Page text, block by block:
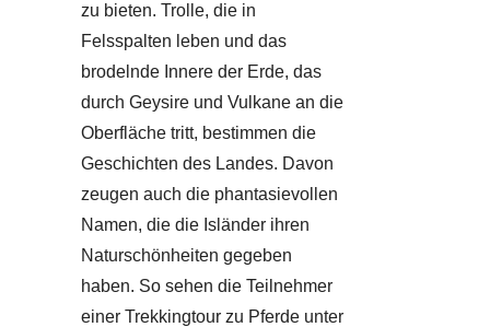
zu bieten. Trolle, die in
Felsspalten leben und das
brodelnde Innere der Erde, das
durch Geysire und Vulkane an die
Oberfläche tritt, bestimmen die
Geschichten des Landes. Davon
zeugen auch die phantasievollen
Namen, die die Isländer ihren
Naturschönheiten gegeben
haben. So sehen die Teilnehmer
einer Trekkingtour zu Pferde unter